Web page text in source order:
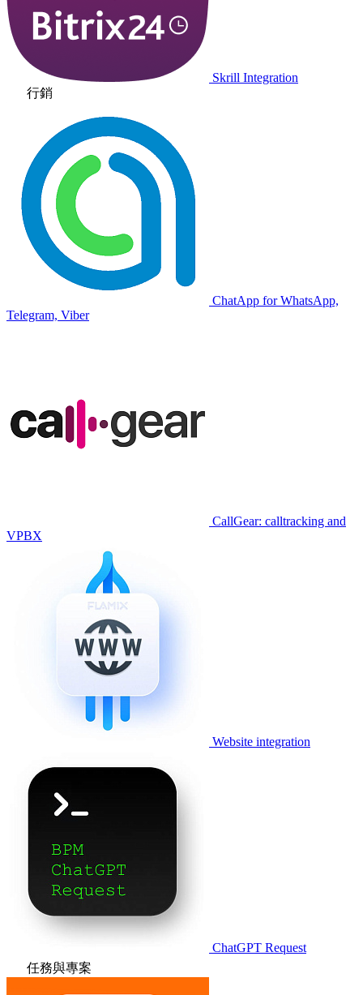
Skrill Integration
行銷
ChatApp for WhatsApp,
Telegram, Viber
CallGear: calltracking and
VPBX
Website integration
ChatGPT Request
任務與專案